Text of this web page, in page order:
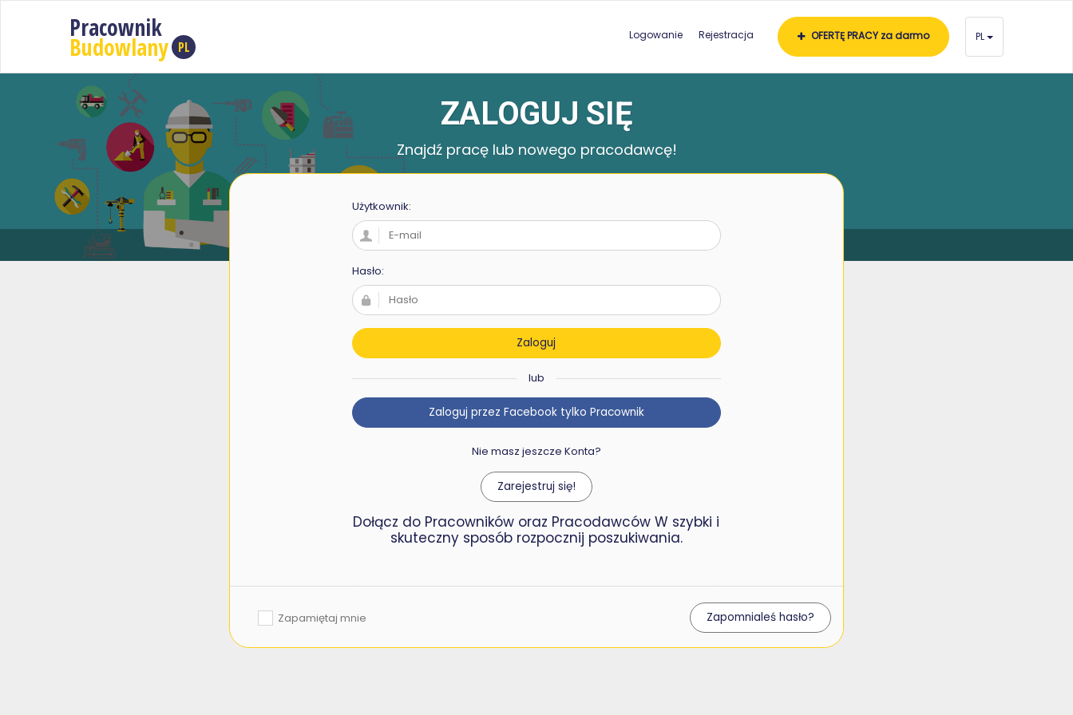
Pracownik
Budowlany PL
Logowanie Rejestracja OFERTĘ PRACY za darmo PL
ZALOGUJ SIĘ
Znajdź pracę lub nowego pracodawcę!
Użytkownik:
Hasło:
Zaloguj
lub
Zaloguj przez Facebook tylko Pracownik
Nie masz jeszcze Konta?
Zarejestruj się!
Dołącz do Pracowników oraz Pracodawców W szybki i
skuteczny sposób rozpocznij poszukiwania.
Zapamiętaj mnie Zapomnialeś hasło?